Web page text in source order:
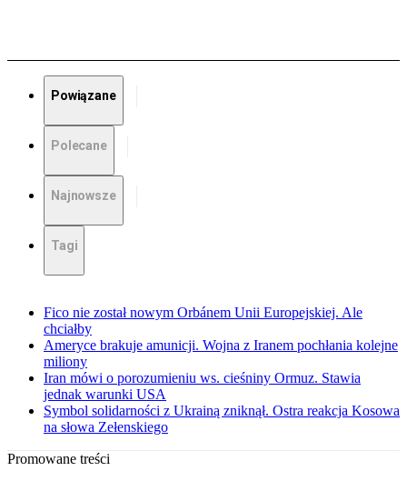
Powiązane
Polecane
Najnowsze
Tagi
Fico nie został nowym Orbánem Unii Europejskiej. Ale
chciałby
Ameryce brakuje amunicji. Wojna z Iranem pochłania kolejne
miliony
Iran mówi o porozumieniu ws. cieśniny Ormuz. Stawia
jednak warunki USA
Symbol solidarności z Ukrainą zniknął. Ostra reakcja Kosowa
na słowa Zełenskiego
Promowane treści